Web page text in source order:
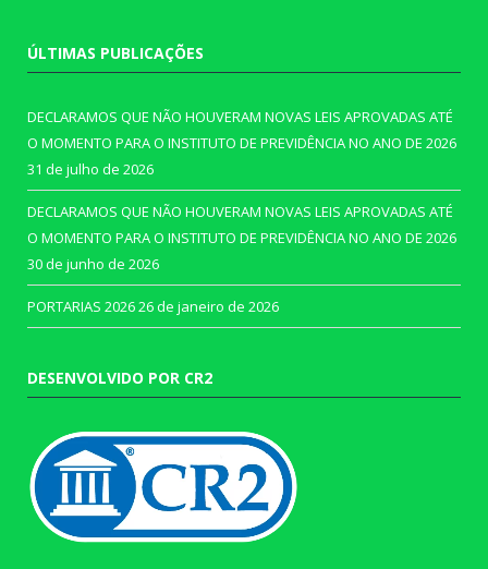
ÚLTIMAS PUBLICAÇÕES
DECLARAMOS QUE NÃO HOUVERAM NOVAS LEIS APROVADAS ATÉ
O MOMENTO PARA O INSTITUTO DE PREVIDÊNCIA NO ANO DE 2026
31 de julho de 2026
DECLARAMOS QUE NÃO HOUVERAM NOVAS LEIS APROVADAS ATÉ
O MOMENTO PARA O INSTITUTO DE PREVIDÊNCIA NO ANO DE 2026
30 de junho de 2026
PORTARIAS 202626 de janeiro de 2026
DESENVOLVIDO POR CR2